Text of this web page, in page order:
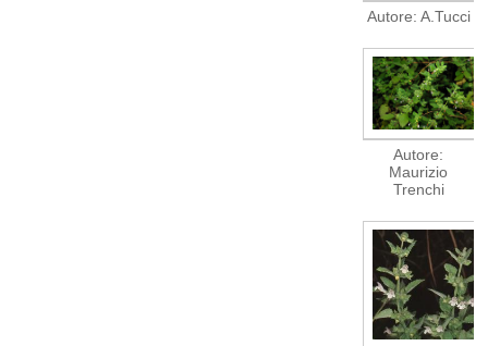
Autore: A.Tucci
Autore:
Maurizio
Trenchi